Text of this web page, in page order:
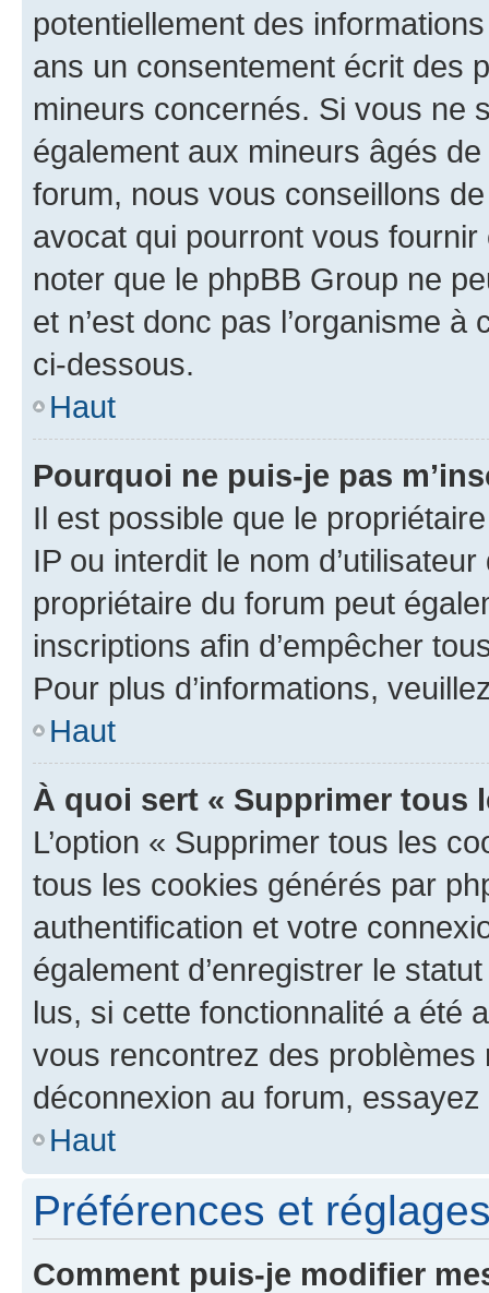
potentiellement des
ans un consentement écrit des
mineurs concernés. Si vous ne
également aux mineurs âgés
forum, nous vous conseillons
avocat qui pourront vous
noter que le phpBB Group ne
et n’est donc pas l’organisme
ci-dessous.
Haut
Pourquoi ne puis-je pas
Il est possible que le
IP ou interdit le nom
propriétaire du forum peut
inscriptions afin d’empêcher
Pour plus d’informations,
Haut
À quoi sert « Supprimer tous
L’option « Supprimer tous les
tous les cookies générés par
authentification et votre
également d’enregistrer le
lus, si cette fonctionnalité a été
vous rencontrez des
déconnexion au forum,
Haut
Préférences et
Comment puis-je modifier